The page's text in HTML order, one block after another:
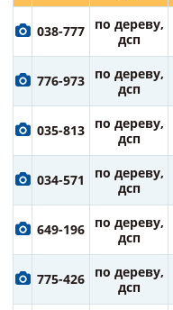
038-777
по дереву,
дсп
776-973
по дереву,
дсп
035-813
по дереву,
дсп
034-571
по дереву,
дсп
649-196
по дереву,
дсп
775-426
по дереву,
дсп